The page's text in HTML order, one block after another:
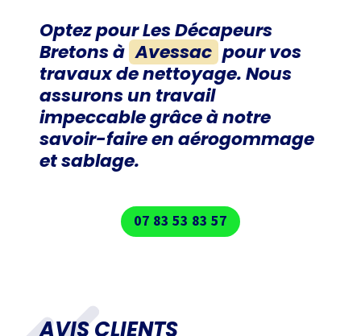
Optez pourLes Décapeurs
Bretonsà Avessac pour vos
travaux de nettoyage. Nous
assurons un travail
impeccable grâce à notre
savoir-faire en aérogommage
et sablage.
07 83 53 83 57
AVIS CLIENTS